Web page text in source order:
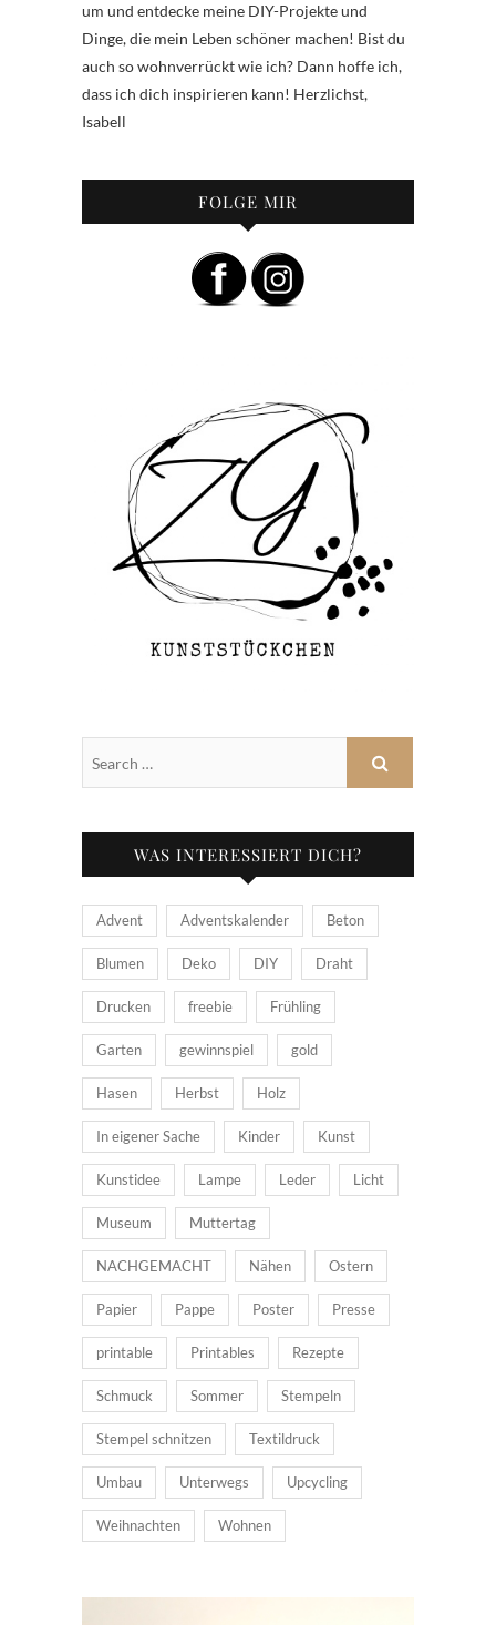
um und entdecke meine DIY-Projekte und
Dinge, die mein Leben schöner machen! Bist du
auch so wohnverrückt wie ich? Dann hoffe ich,
dass ich dich inspirieren kann! Herzlichst,
Isabell
FOLGE MIR
WAS INTERESSIERT DICH?
Advent Adventskalender Beton
Blumen Deko DIY Draht
Drucken freebie Frühling
Garten gewinnspiel gold
Hasen Herbst Holz
In eigener Sache Kinder Kunst
Kunstidee Lampe Leder Licht
Museum Muttertag
NACHGEMACHT Nähen Ostern
Papier Pappe Poster Presse
printable Printables Rezepte
Schmuck Sommer Stempeln
Stempel schnitzen Textildruck
Umbau Unterwegs Upcycling
Weihnachten Wohnen